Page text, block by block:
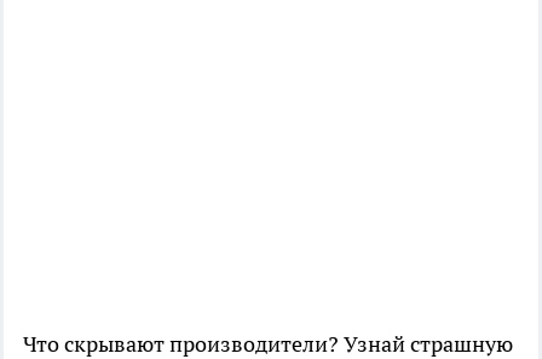
Что скрывают производители? Узнай страшную